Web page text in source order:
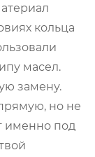
кольца
масел.
замену.
но не
именно под